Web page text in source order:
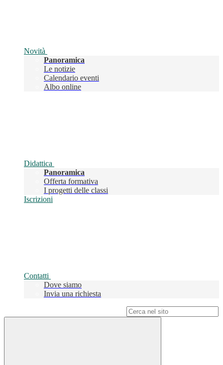
Novità
Panoramica
Le notizie
Calendario eventi
Albo online
Didattica
Panoramica
Offerta formativa
I progetti delle classi
Iscrizioni
Contatti
Dove siamo
Invia una richiesta